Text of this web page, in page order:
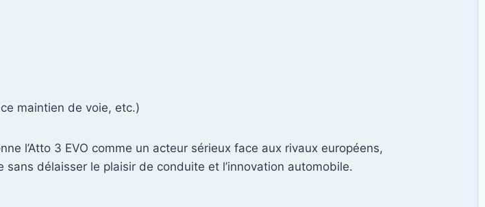
maintien de voie, etc.)
l’Atto 3 EVO comme un acteur sérieux face aux rivaux européens,
délaisser le plaisir de conduite et l’innovation automobile.